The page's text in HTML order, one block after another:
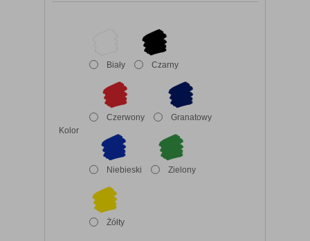
Kolor
Biały Czarny
Czerwony Granatowy
Niebieski Zielony
Żółty